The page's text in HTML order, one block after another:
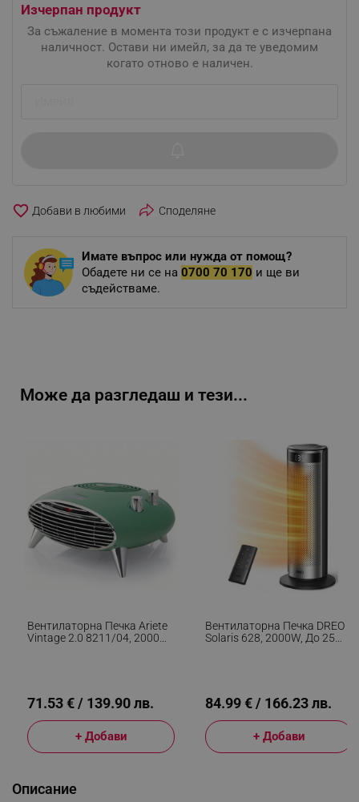
Изчерпан продукт
За съжаление в момента този продукт е с изчерпана
наличност. Остави ни имейл, за да те уведомим
когато отново е наличен.
favorite_border Споделяне
Имате въпрос или нужда от помощ?
Обадете ни се на 0700 70 170 и ще ви
съдействаме.
Може да разгледаш и тези...
Вентилаторна Печка Ariete
Vintage 2.0 8211/04, 2000W,
71.53 € / 139.90 лв.
+ Добави
Вентилаторна Печка DREO
Solaris 628, 2000W, До 25
84.99 € / 166.23 лв.
+ Добави
Описание